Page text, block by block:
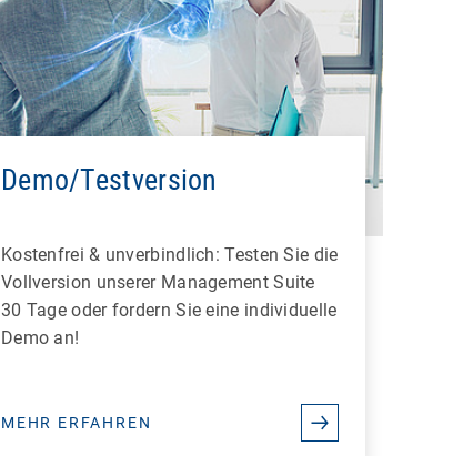
Demo/Testversion
Kostenfrei & unverbindlich: Testen Sie die
Vollversion unserer Management Suite
30 Tage oder fordern Sie eine individuelle
Demo an!
MEHR ERFAHREN